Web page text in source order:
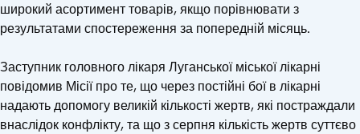
широкий асортимент товарів, якщо порівнювати з
результатами спостереження за попередній місяць.
Заступник головного лікаря Луганської міської лікарні
повідомив Місії про те, що через постійні бої в лікарні
надають допомогу великій кількості жертв, які постраждали
внаслідок конфлікту, та що з серпня кількість жертв суттєво